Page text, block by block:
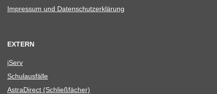
Impres­sum und Datenschutzerklärung
EXTERN
iServ
Schul­aus­fälle
Astra­Di­rect (Schließ­fä­cher)